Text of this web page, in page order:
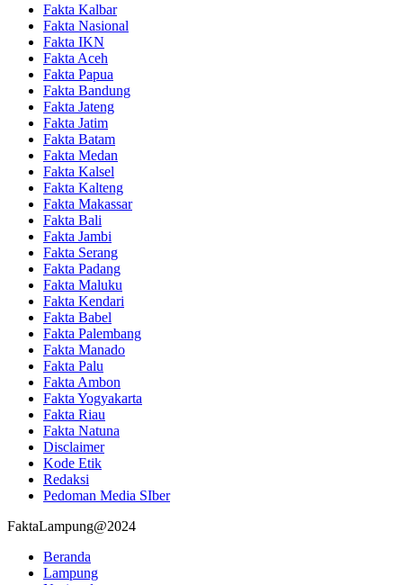
Fakta Kalbar
Fakta Nasional
Fakta IKN
Fakta Aceh
Fakta Papua
Fakta Bandung
Fakta Jateng
Fakta Jatim
Fakta Batam
Fakta Medan
Fakta Kalsel
Fakta Kalteng
Fakta Makassar
Fakta Bali
Fakta Jambi
Fakta Serang
Fakta Padang
Fakta Maluku
Fakta Kendari
Fakta Babel
Fakta Palembang
Fakta Manado
Fakta Palu
Fakta Ambon
Fakta Yogyakarta
Fakta Riau
Fakta Natuna
Disclaimer
Kode Etik
Redaksi
Pedoman Media SIber
FaktaLampung@2024
Beranda
Lampung